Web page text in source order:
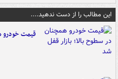
این مطالب را از دست ندهید....
قیمت خودرو